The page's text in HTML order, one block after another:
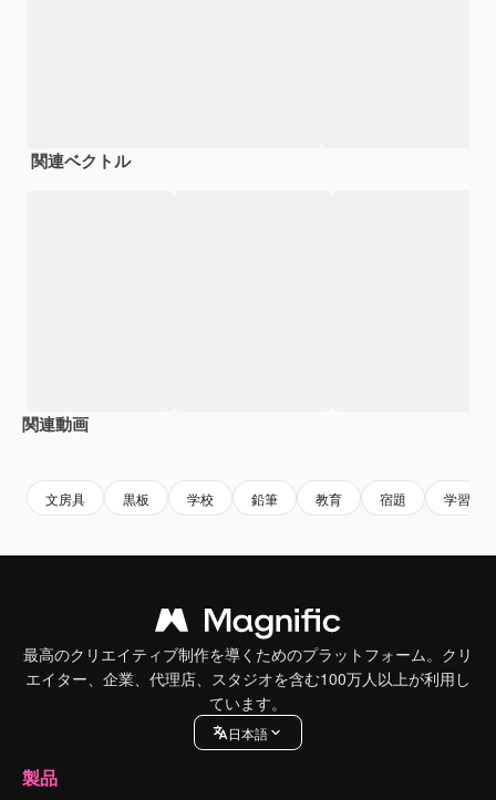
関連ベクトル
関連動画
文房具 黒板 学校 鉛筆 教育 宿題 学習
最高のクリエイティブ制作を導くためのプラットフォーム。クリ
エイター、企業、代理店、スタジオを含む100万人以上が利用し
ています。
日本語
製品